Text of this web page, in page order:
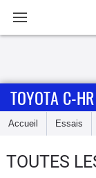
Accueil
Essais
TOYOTA C-HR
Accueil Essais
TOUTES